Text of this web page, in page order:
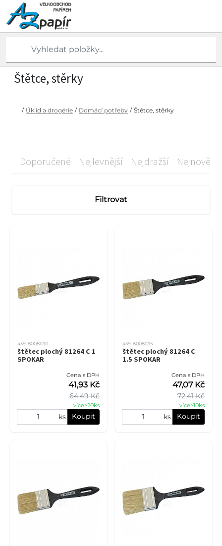
Štětce, stěrky
/ Úklid a drogérie / Domácí potřeby / Štětce, stěrky
Doporučené Nejlevnější Nejdražší Nejnovější
Filtrovat
439-80081210
štětec plochý 81264 C 1
SPOKAR
Cena s DPH
64,49 Kč
41,93 Kč
více>20ks
ks Koupit
439-80081215
štětec plochý 81264 C
1.5 SPOKAR
Cena s DPH
72,41 Kč
47,07 Kč
více>10ks
ks Koupit